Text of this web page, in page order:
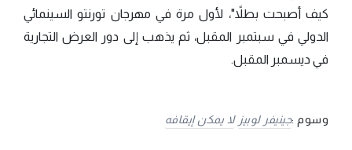
كيف أصبحت بطلاً"، لأول مرة في مهرجان تورنتو السينمائي
الدولي في سبتمبر المقبل، ثم يذهب إلى دور العرض التجارية
في ديسمبر المقبل.
وسوم :جينيفر لوبيز لا يمكن إيقافه